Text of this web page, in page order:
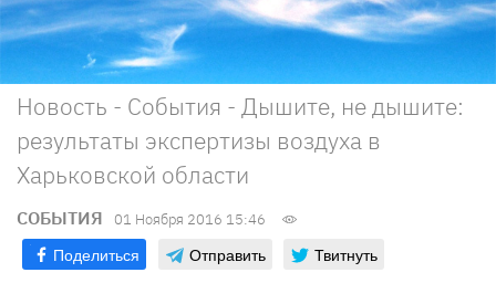
Новость - События - Дышите, не дышите:
результаты экспертизы воздуха в
Харьковской области
СОБЫТИЯ 01 Ноября 2016 15:46
Поделиться Отправить Твитнуть